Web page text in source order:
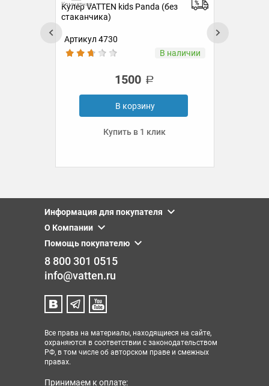
Комнатная
Кулер VATTEN kids Panda (без
стаканчика)
Артикул 4730
В наличии
1500
В корзину
Купить в 1 клик
Информация для покупателя
О Компании
Помощь покупателю
8 800 301 0515
info@vatten.ru
Все права на материалы, находящиеся на сайте,
охраняются в соответствии с законодательством
РФ, в том числе об авторском праве и смежных
правах.
Принимаем к оплате: